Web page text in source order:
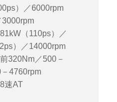
）／6000rpm
（110ps）／
）／14000rpm
320Nm／500－
4760rpm
速AT